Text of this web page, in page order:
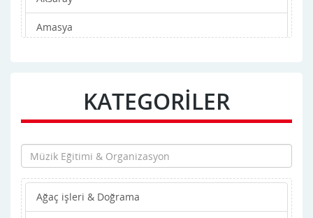
Amasya
Artvin
Aydın
Balıkesir
KATEGORİLER
Ağaç işleri & Doğrama